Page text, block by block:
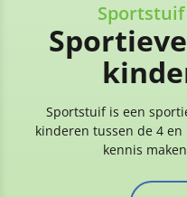
Sportstuif is een
kinderen tussen de 4
kennis